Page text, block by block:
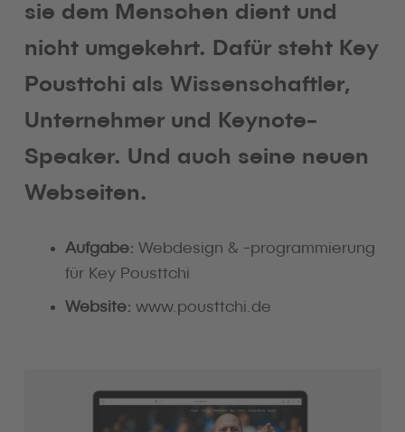
sie dem Menschen dient und
nicht umgekehrt. Dafür steht Key
Pousttchi als Wissenschaftler,
Unternehmer und Keynote-
Speaker. Und auch seine neuen
Webseiten.
Aufgabe: Webdesign & -programmierung
für Key Pousttchi
Website: www.pousttchi.de